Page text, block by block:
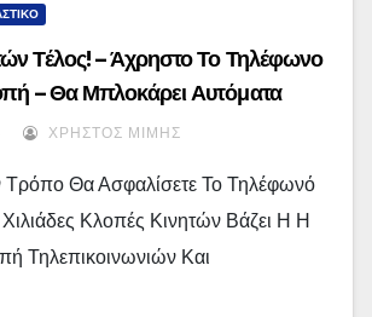
Τέλος! – Άχρηστο Το Τηλέφωνο
– Θα Μπλοκάρει Αυτόματα
ΧΡΉΣΤΟΣ ΜΊΜΗΣ
Τρόπο Θα Ασφαλίσετε Το Τηλέφωνό
Χιλιάδες Κλοπές Κινητών Βάζει Η Η
Τηλεπικοινωνιών Και